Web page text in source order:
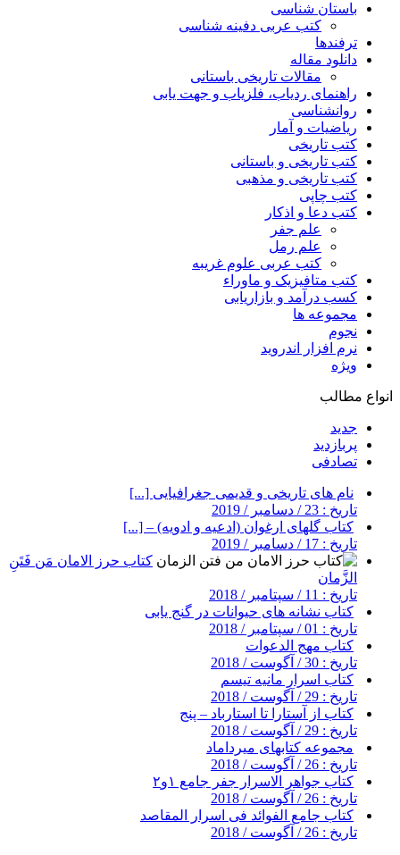
باستان شناسی
کتب عربی دفینه شناسی
ترفندها
دانلود مقاله
مقالات تاریخی باستانی
راهنمای ردیاب، فلزیاب و جهت یابی
روانشناسی
ریاضیات و آمار
کتب تاریخی
کتب تاریخی و باستانی
کتب تاریخی و مذهبی
کتب چاپی
کتب دعا و اذکار
علم جفر
علم رمل
کتب عربی علوم غریبه
کتب متافیزیک و ماوراء
کسب درآمد و بازاریابی
مجموعه ها
نجوم
نرم افزار اندروید
ویژه
انواع مطالب
جدید
پربازدید
تصادفی
نام های تاریخی و قدیمی جغرافیایی [...]
تاریخ : 23 / دسامبر / 2019
کتاب گلهای ارغوان (ادعیه و ادویه) – [...]
تاریخ : 17 / دسامبر / 2019
کتاب حرز الامان مَن فَتَنِ
الزَّمان
تاریخ : 11 / سپتامبر / 2018
کتاب نشانه های حیوانات در گنج یابی
تاریخ : 01 / سپتامبر / 2018
کتاب مهج الدعوات
تاریخ : 30 / آگوست / 2018
کتاب اسرار مانیه تیسم
تاریخ : 29 / آگوست / 2018
کتاب از آستارا تا استارباد – پنج
تاریخ : 29 / آگوست / 2018
مجموعه کتابهای میرداماد
تاریخ : 26 / آگوست / 2018
کتاب جواهر الاسرار جفر جامع ۱و۲
تاریخ : 26 / آگوست / 2018
کتاب جامع الفوائد فی اسرار المقاصد
تاریخ : 26 / آگوست / 2018